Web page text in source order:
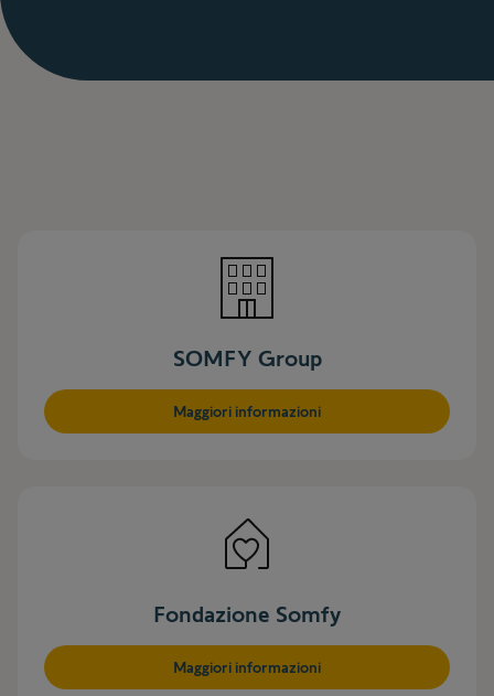
SOMFY Group
Maggiori informazioni
Fondazione Somfy
Maggiori informazioni